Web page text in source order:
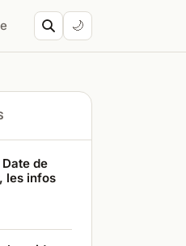
🌙
de
les infos